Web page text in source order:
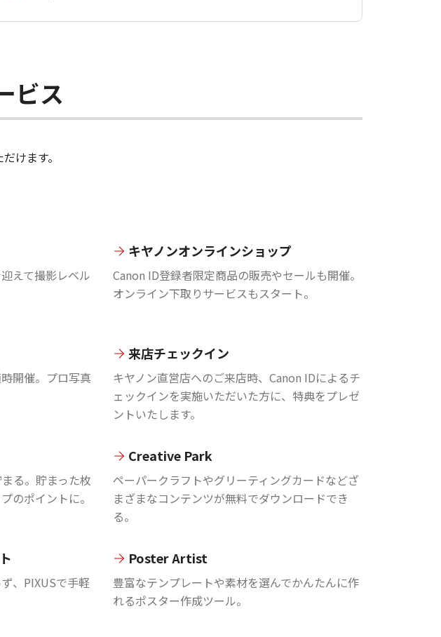
ビス
けます。
えて撮影レベル
キヤノンオンラインショップ
Canon ID登録者限定商品の販売やセールも開催。
オンライン下取りサービスもスタート。
開催。プロ写真
来店チェックイン
キヤノン直営店へのご来店時、Canon IDによるチ
ェックインを実施いただいた方に、特典をプレゼ
ントいたします。
る。貯まった枚
のポイントに。
Creative Park
ペーパークラフトやグリーティングカードなどざ
まざまなコンテンツが無料でダウンロードでき
る。
、PIXUSで手軽
Poster Artist
豊富なテンプレートや素材を選んでかんたんに作
れるポスター作成ツール。